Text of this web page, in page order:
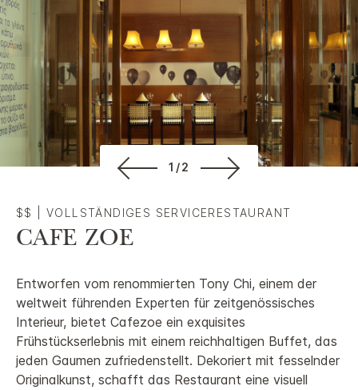
1/2
$$ |VOLLSTÄNDIGES SERVICERESTAURANT
CAFE ZOE
Entworfen vom renommierten Tony Chi, einem der
weltweit führenden Experten für zeitgenössisches
Interieur, bietet Cafezoe ein exquisites
Frühstückserlebnis mit einem reichhaltigen Buffet, das
jeden Gaumen zufriedenstellt. Dekoriert mit fesselnder
Originalkunst, schafft das Restaurant eine visuell